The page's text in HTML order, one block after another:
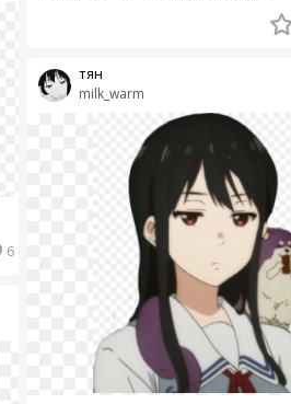
6
milk_warm
тян